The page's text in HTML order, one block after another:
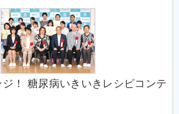
！ 糖尿病いきいきレシピコンテ